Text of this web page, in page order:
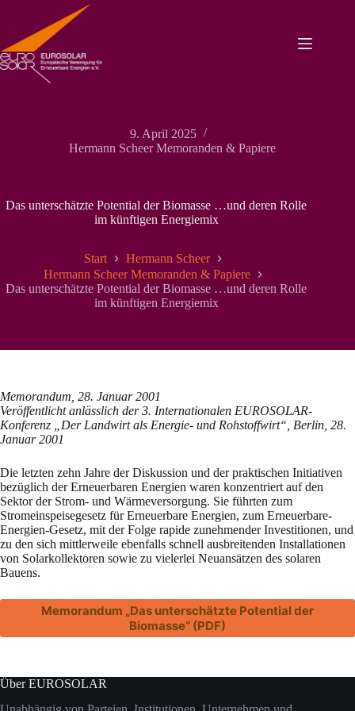
springen
9. April 2025
Hermann Scheer Memoranden & Papiere
Das unterschätzte Potential der Biomasse …und deren Rolle
im künftigen Energiemix
Start
Hermann Scheer
Hermann Scheer Memoranden & Papiere
Das unterschätzte Potential der Biomasse …und deren Rolle
im künftigen Energiemix
Memorandum, 28. Januar 2001
Veröffentlicht anlässlich der 3. Internationalen EUROSOLAR-
Konferenz „Der Landwirt als Energie- und Rohstoffwirt“, Berlin, 28.
Januar 2001
Die letzten zehn Jahre der Diskussion und der praktischen Initiativen
bezüglich der Erneuerbaren Energien waren konzentriert auf den
Sektor der Strom- und Wärmeversorgung. Sie führten zum
Stromeinspeisegesetz für Erneuerbare Energien, zum Erneuerbare-
Energien-Gesetz, mit der Folge rapide zunehmender Investitionen, und
zu den sich mittlerweile ebenfalls schnell ausbreitenden Installationen
von Solarkollektoren sowie zu vielerlei Neuansätzen des solaren
Bauens.
Memorandum „Das unterschätzte Potential der
Biomasse“ (PDF)
Über EUROSOLAR